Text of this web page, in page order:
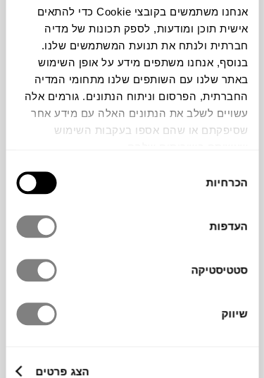
אנחנו משתמשים בקובצי Cookie כדי להתאים
אישית תוכן ומודעות, לספק תכונות של מדיה
חברתית ולנתח את תנועת המשתמשים שלנו.
בנוסף, אנחנו משתפים מידע על אופן השימוש
באתר שלנו עם השותפים שלנו מתחומי המדיה
החברתית, הפרסום וניתוח הנתונים. גורמים אלה
עשויים לשלב את הנתונים האלה עם מידע אחר
שסיפקתם או שהם אספו בעקבות השימוש
הסכמה
הכרחיות
העדפות
סטטיסטיקה
שיווק
הצג פרטים